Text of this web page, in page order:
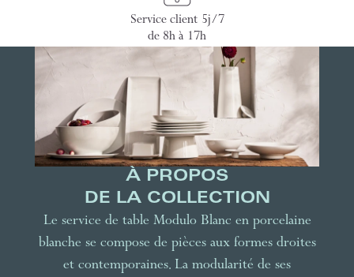
Service client 5j/7
de 8h à 17h
À PROPOS
DE LA COLLECTION
Le service de table Modulo Blanc en porcelaine
blanche se compose de pièces aux formes droites
et contemporaines. La modularité de ses